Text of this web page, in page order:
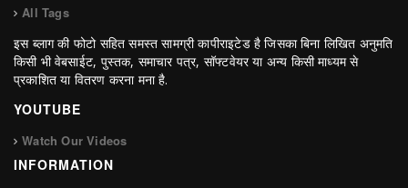
All Tags
इस ब्लाग की फोटो सहित समस्त सामग्री कापीराइटेड है जिसका बिना लिखित अनुमति
किसी भी वेबसाईट, पुस्तक, समाचार पत्र, सॉफ्टवेयर या अन्य किसी माध्यम से
प्रकाशित या वितरण करना मना है.
YOUTUBE
Watch Our Videos
INFORMATION